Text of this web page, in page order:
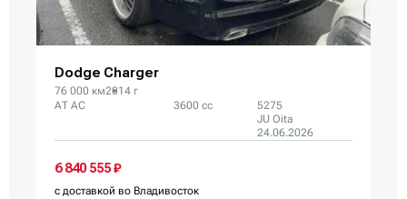
Dodge Charger
76 000 км2014 г
AT AC
3600 сс
5275
JU Oita
24.06.2026
6 840 555 ₽
с доставкой во Владивосток